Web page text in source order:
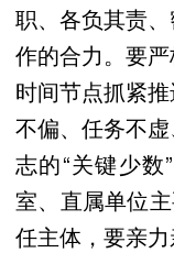
职、各负其责
作的合力。要严
时间节点抓紧
不偏、任务不
志的“关键少
室、直属单位
任主体，要亲